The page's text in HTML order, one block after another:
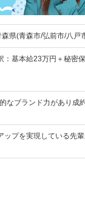
森県(青森市/弘前市/八戸
：基本給23万円＋秘密
なブランド力があり成
プを実現している先